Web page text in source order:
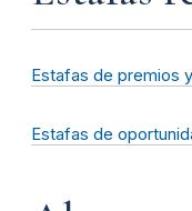
Estafas de premios
Estafas de